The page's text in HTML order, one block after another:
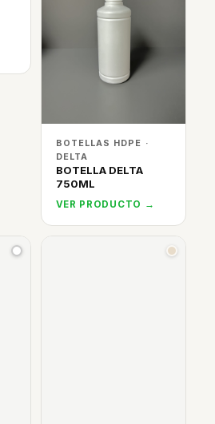
BOTELLAS HDPE ·
DELTA
BOTELLA DELTA
750ML
VER PRODUCTO →